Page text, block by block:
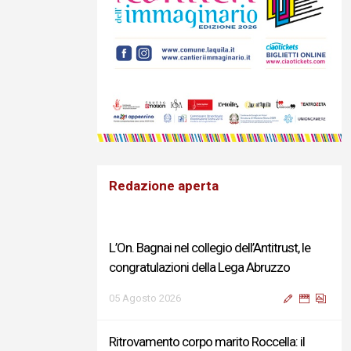
Redazione aperta
L’On. Bagnai nel collegio dell’Antitrust, le
congratulazioni della Lega Abruzzo
05 Agosto 2026
Ritrovamento corpo marito Roccella: il